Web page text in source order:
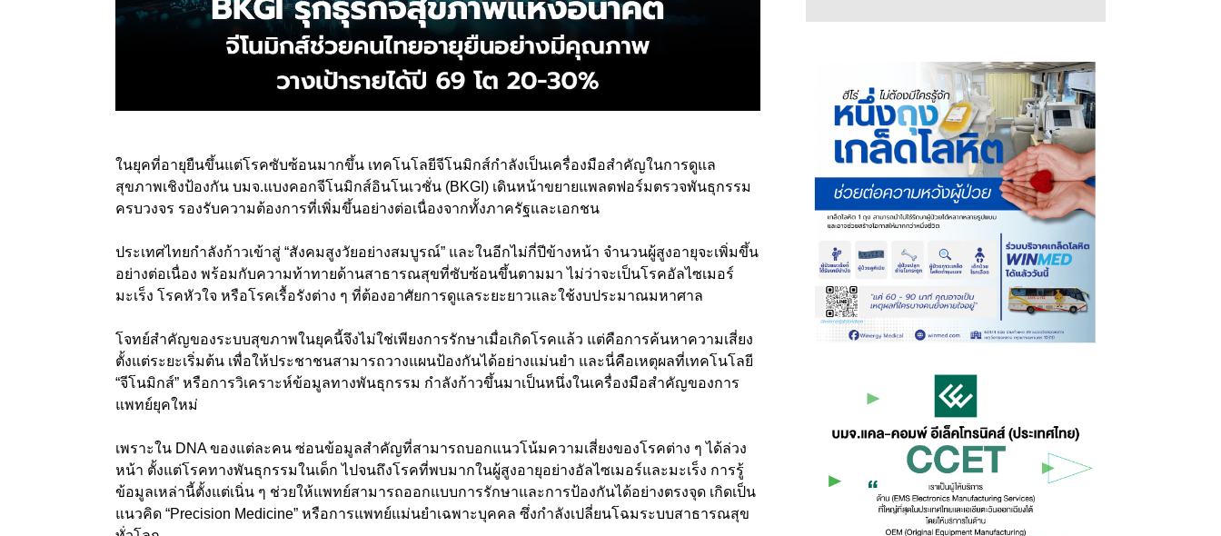
ในยุคที่อายุยืนขึ้นแต่โรคซับซ้อนมากขึ้น เทคโนโลยีจีโนมิกส์กำลังเป็นเครื่องมือสำคัญในการดูแล
สุขภาพเชิงป้องกัน บมจ.แบงคอกจีโนมิกส์อินโนเวชั่น (BKGI) เดินหน้าขยายแพลตฟอร์มตรวจพันธุกรรม
ครบวงจร รองรับความต้องการที่เพิ่มขึ้นอย่างต่อเนื่องจากทั้งภาครัฐและเอกชน
ประเทศไทยกำลังก้าวเข้าสู่ “สังคมสูงวัยอย่างสมบูรณ์” และในอีกไม่กี่ปีข้างหน้า จำนวนผู้สูงอายุจะเพิ่มขึ้น
อย่างต่อเนื่อง พร้อมกับความท้าทายด้านสาธารณสุขที่ซับซ้อนขึ้นตามมา ไม่ว่าจะเป็นโรคอัลไซเมอร์
มะเร็ง โรคหัวใจ หรือโรคเรื้อรังต่าง ๆ ที่ต้องอาศัยการดูแลระยะยาวและใช้งบประมาณมหาศาล
โจทย์สำคัญของระบบสุขภาพในยุคนี้จึงไม่ใช่เพียงการรักษาเมื่อเกิดโรคแล้ว แต่คือการค้นหาความเสี่ยง
ตั้งแต่ระยะเริ่มต้น เพื่อให้ประชาชนสามารถวางแผนป้องกันได้อย่างแม่นยำ และนี่คือเหตุผลที่เทคโนโลยี
“จีโนมิกส์” หรือการวิเคราะห์ข้อมูลทางพันธุกรรม กำลังก้าวขึ้นมาเป็นหนึ่งในเครื่องมือสำคัญของการ
แพทย์ยุคใหม่
เพราะใน DNA ของแต่ละคน ซ่อนข้อมูลสำคัญที่สามารถบอกแนวโน้มความเสี่ยงของโรคต่าง ๆ ได้ล่วง
หน้า ตั้งแต่โรคทางพันธุกรรมในเด็ก ไปจนถึงโรคที่พบมากในผู้สูงอายุอย่างอัลไซเมอร์และมะเร็ง การรู้
ข้อมูลเหล่านี้ตั้งแต่เนิ่น ๆ ช่วยให้แพทย์สามารถออกแบบการรักษาและการป้องกันได้อย่างตรงจุด เกิดเป็น
แนวคิด “Precision Medicine” หรือการแพทย์แม่นยำเฉพาะบุคคล ซึ่งกำลังเปลี่ยนโฉมระบบสาธารณสุข